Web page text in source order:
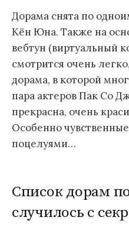
Дорама снята по
Кён Юна. Также на
вебтун (виртуальный
смотрится очень
дорама, в которой
пара актеров Пак Со
прекрасна, очень
Особенно
поцелуями…
Список дорам
случилось с